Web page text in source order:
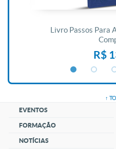
Livro Passos Para
R$
↑
EVENTOS
FORMAÇÃO
NOTÍCIAS